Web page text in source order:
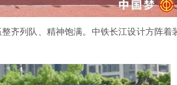
齐列队、精神饱满。中铁长江设计方阵着